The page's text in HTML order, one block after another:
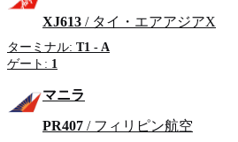
XJ613 / タイ・エアアジアX
ターミナル: T1 - A
ゲート: 1
マニラ
PR407 / フィリピン航空